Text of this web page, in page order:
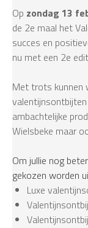
Op zondag 13
de 2e maal het
succes en
nu met een 2e
Met trots kunnen
ambachtelijke
Wielsbeke maar
Om jullie nog
gekozen worden
Luxe